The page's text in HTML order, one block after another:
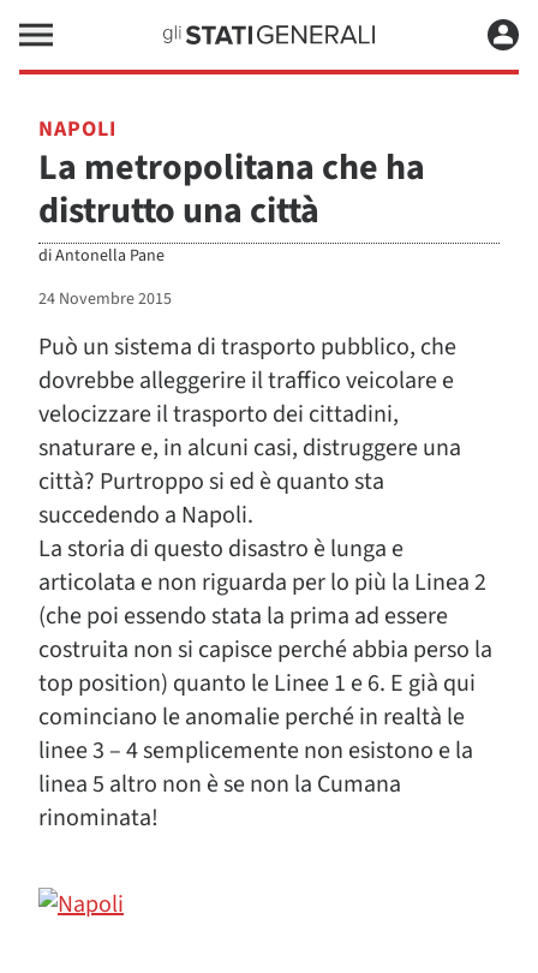
NAPOLI
La metropolitana che ha
distrutto una città
diAntonella Pane
24 Novembre 2015
Può un sistema di trasporto pubblico, che
dovrebbe alleggerire il traffico veicolare e
velocizzare il trasporto dei cittadini,
snaturare e, in alcuni casi, distruggere una
città? Purtroppo si ed è quanto sta
succedendo a Napoli.
La storia di questo disastro è lunga e
articolata e non riguarda per lo più la Linea 2
(che poi essendo stata la prima ad essere
costruita non si capisce perché abbia perso la
top position) quanto le Linee 1 e 6. E già qui
cominciano le anomalie perché in realtà le
linee 3 – 4 semplicemente non esistono e la
linea 5 altro non è se non la Cumana
rinominata!